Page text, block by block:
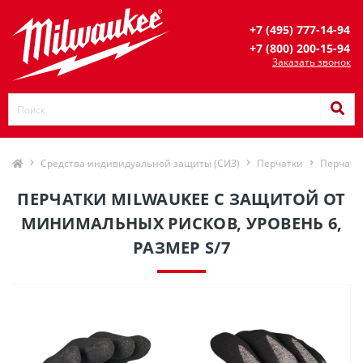
+7 (495) 777-14-94
+7 (800) 200-15-94
Заказать звонок
Средства индивидуальной защиты (СИЗ) Перчатки
ПЕРЧАТКИ MILWAUKEE С ЗАЩИТОЙ ОТ
МИНИМАЛЬНЫХ РИСКОВ, УРОВЕНЬ 6,
РАЗМЕР S/7